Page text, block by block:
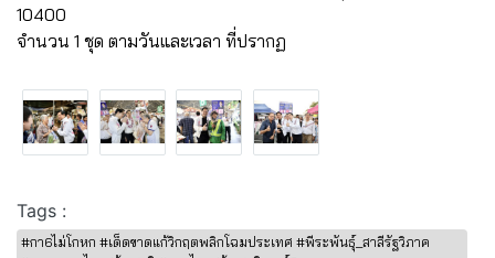
10400
จำนวน 1 ชุด ตามวันและเวลา ที่ปรากฏ
Tags :
#กา6ไม่โกหก #เด็ดขาดแก้วิกฤตพลิกโฉมประเทศ #พีระพันธุ์_สาลีรัฐวิภาค